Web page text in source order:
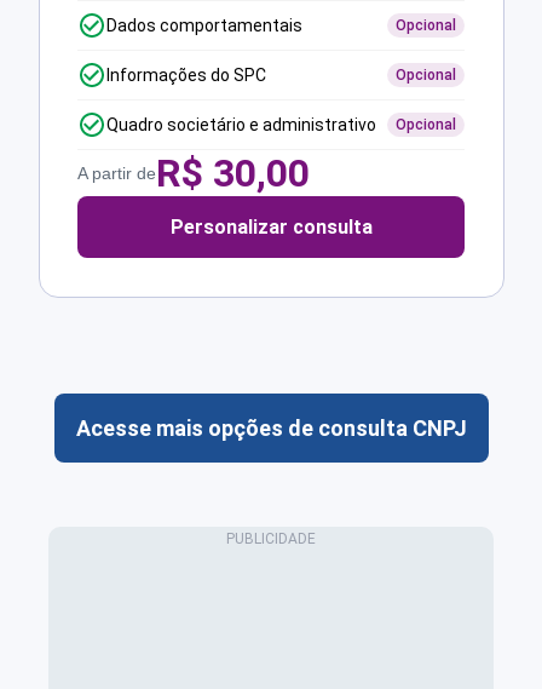
Dados comportamentais Opcional
Informações do SPC Opcional
Quadro societário e administrativo Opcional
A partir deR$ 30,00
Personalizar consulta
Acesse mais opções de consulta CNPJ